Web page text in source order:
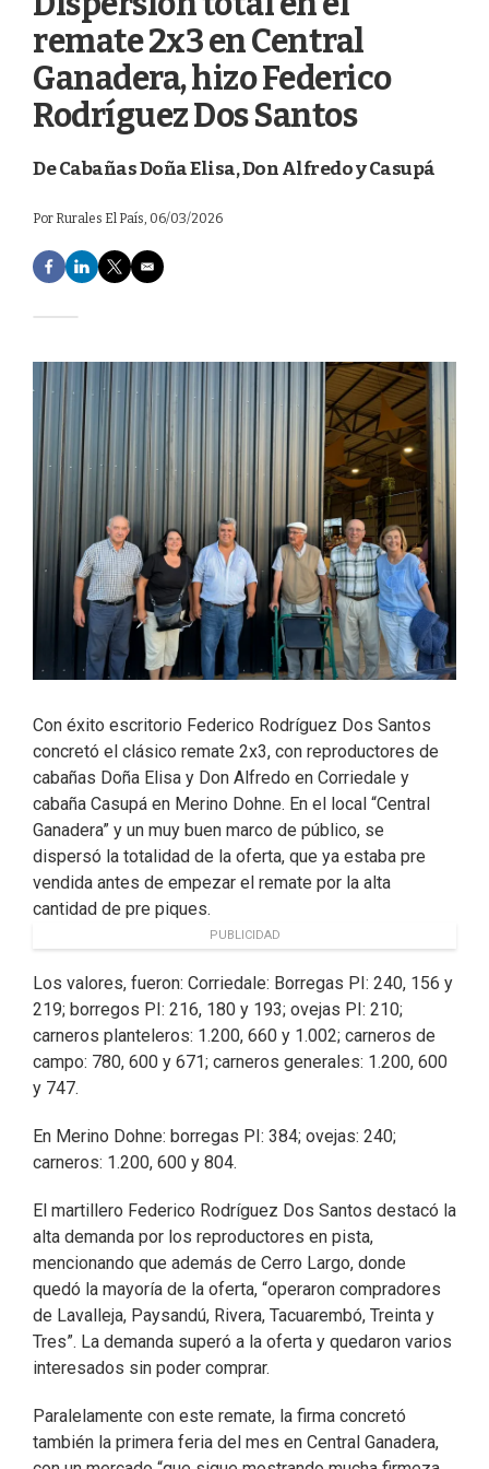
remate 2x3 en Central
Ganadera, hizo Federico
Rodríguez Dos Santos
De Cabañas Doña Elisa, Don Alfredo y Casupá
Por Rurales El País, 06/03/2026
F
a
e
o
o
L
i
d
I
n
T
w
e
r
E
m
Con éxito escritorio Federico Rodríguez Dos Santos
concretó el clásico remate 2x3, con reproductores de
cabañas Doña Elisa y Don Alfredo en Corriedale y
cabaña Casupá en Merino Dohne. En el local “Central
Ganadera” y un muy buen marco de público, se
dispersó la totalidad de la oferta, que ya estaba pre
vendida antes de empezar el remate por la alta
cantidad de pre piques.
PUBLICIDAD
Los valores, fueron: Corriedale: Borregas PI: 240, 156 y
219; borregos PI: 216, 180 y 193; ovejas PI: 210;
carneros planteleros: 1.200, 660 y 1.002; carneros de
campo: 780, 600 y 671; carneros generales: 1.200, 600
y 747.
En Merino Dohne: borregas PI: 384; ovejas: 240;
carneros: 1.200, 600 y 804.
El martillero Federico Rodríguez Dos Santos destacó la
alta demanda por los reproductores en pista,
mencionando que además de Cerro Largo, donde
quedó la mayoría de la oferta, “operaron compradores
de Lavalleja, Paysandú, Rivera, Tacuarembó, Treinta y
Tres”. La demanda superó a la oferta y quedaron varios
interesados sin poder comprar.
Paralelamente con este remate, la firma concretó
también la primera feria del mes en Central Ganadera,